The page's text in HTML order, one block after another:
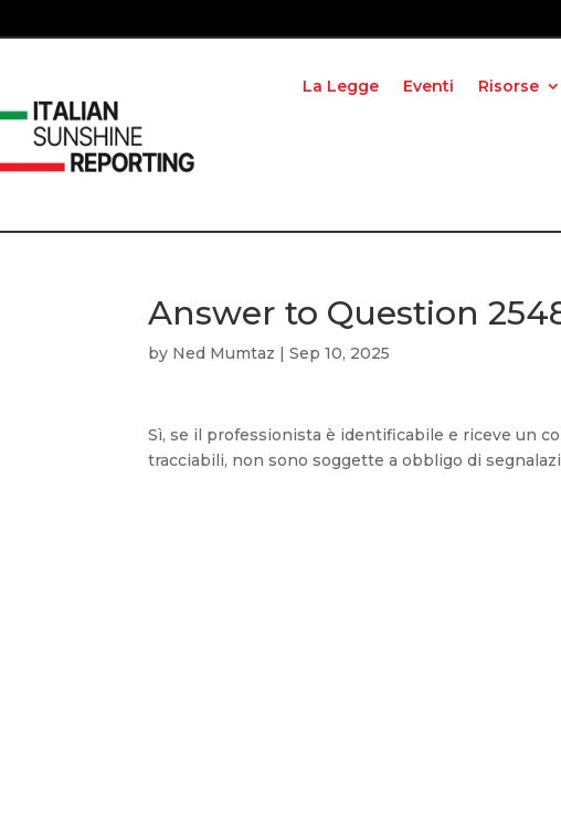
La Legge Eventi Risorse
Answer to Question
by Ned Mumtaz |Sep 10, 2025
Sì, se il professionista è identificabile e riceve un
tracciabili, non sono soggette a obbligo di